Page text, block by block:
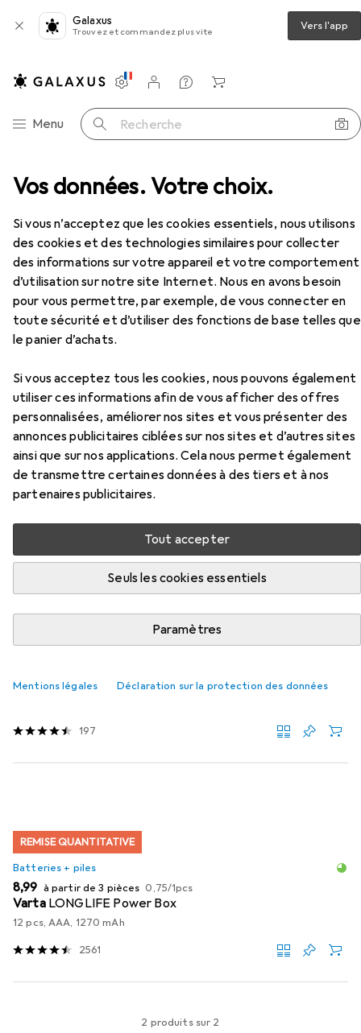
Vos données. Votre choix.
Si vous n’acceptez que les cookies essentiels, nous utilisons
des cookies et des technologies similaires pour collecter
des informations sur votre appareil et votre comportement
d’utilisation sur notre site Internet. Nous en avons besoin
pour vous permettre, par exemple, de vous connecter en
toute sécurité et d’utiliser des fonctions de base telles que
le panier d’achats.
Si vous acceptez tous les cookies, nous pouvons également
utiliser ces informations afin de vous afficher des offres
personnalisées, améliorer nos sites et vous présenter des
annonces publicitaires ciblées sur nos sites et d’autres sites
ainsi que sur nos applications. Cela nous permet également
de transmettre certaines données à des tiers et à nos
partenaires publicitaires.
Tout accepter
Seuls les cookies essentiels
Paramètres
Mentions légales Déclaration sur la protection des données
Galaxus
Trouvez et commandez plus vite Vers l'app
Navigation par catégorie
Menu Recherche
Paramètres
Compte client
Listes de comparaison
Listes d'envies
Panier
Homematic IP Bouton-poussoir rotatif HmIP-WRCR
EUR
86,50
Homematic IP
Bouton-poussoir rotatif
HmIP-WRCR
Bouton-poussoir rotatif HmIP-
WRCR
Ici, vous trouverez des accessoires compatibles avec le
produit Homematic IP Bouton-poussoir rotatif HmIP-
WRCR de la catégorie Batteries + piles.
Pertinence
Liste des produits
Batteries + piles
EnergizerUltimate Lithium
197
REMISE QUANTITATIVE
Batteries + piles
EUR
8,99 à partir de 3 pièces EUR
0,75/1pcs
Varta LONGLIFE Power Box
12 pcs, AAA, 1270 mAh
2561
2 produits sur 2